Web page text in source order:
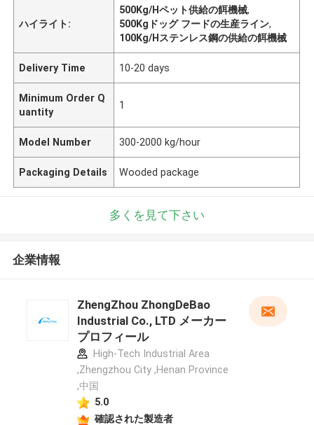
ハイライト:
500Kg/Hペット供給の餌機械,
500Kgドッグ フードの生産ライン,
100Kg/Hステンレス鋼の供給の餌機械
Delivery Time 10-20 days
Minimum Order Q
uantity
1
Model Number 300-2000 kg/hour
Packaging Details Wooded package
多くを見て下さい
企業情報
ZhengZhou ZhongDeBao
Industrial Co., LTD メーカー
プロフィール
High-Tech Industrial Area
,Zhengzhou City ,Henan Province
,中国
5.0
確認された製造者